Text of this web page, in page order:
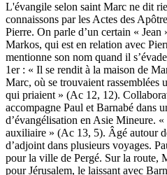
L'évangile selon saint Marc ne dit
connaissons par les Actes des
Pierre. On parle d’un certain «
Markos, qui est en relation avec
mentionne son nom quand il
1er : « Il se rendit à la maison de
Marc, où se trouvaient rassemblées
qui priaient » (Ac 12, 12).
accompagne Paul et Barnabé dans
d’évangélisation en Asie Mineure.
auxiliaire » (Ac 13, 5). Âgé autour
d’adjoint dans plusieurs voyages.
pour la ville de Pergé. Sur la route,
pour Jérusalem, le laissant avec